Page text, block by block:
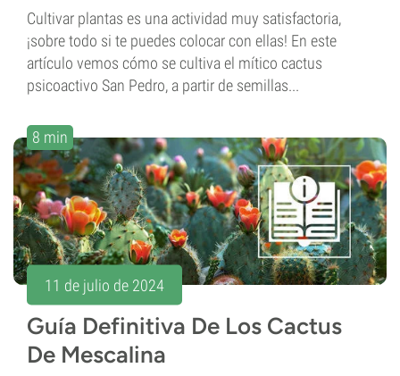
Cultivar plantas es una actividad muy satisfactoria,
¡sobre todo si te puedes colocar con ellas! En este
artículo vemos cómo se cultiva el mítico cactus
psicoactivo San Pedro, a partir de semillas...
8 min
11 de julio de 2024
Guía Definitiva De Los Cactus
De Mescalina